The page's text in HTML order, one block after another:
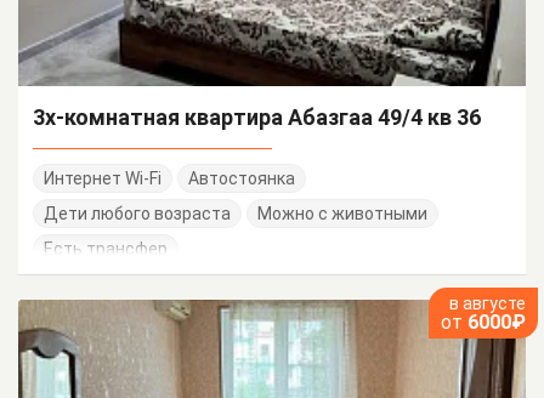
3х-комнатная квартира Абазгаа 49/4 кв 36
Интернет Wi-Fi
Автостоянка
Дети любого возраста
Можно с животными
Есть трансфер
в августе
от 6000₽